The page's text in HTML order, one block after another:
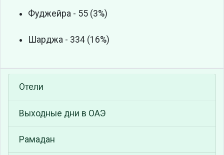
Фуджейра - 55 (3%)
Шарджа - 334 (16%)
Отели
Выходные дни в ОАЭ
Рамадан